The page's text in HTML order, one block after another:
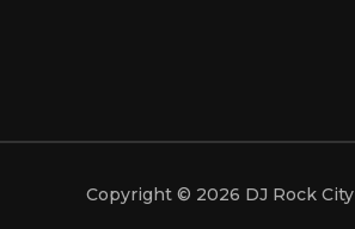
Copyright © 2026 DJ Rock City